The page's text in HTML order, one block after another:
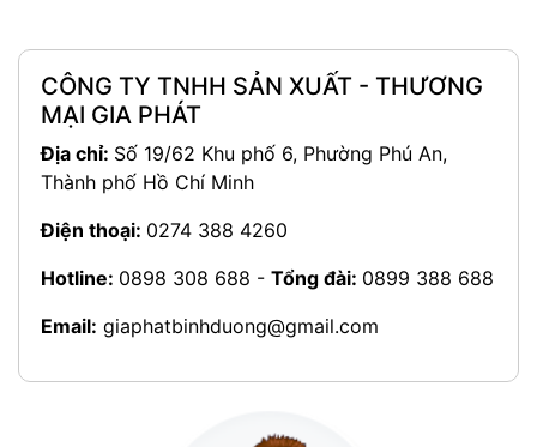
CÔNG TY TNHH SẢN XUẤT - THƯƠNG
MẠI GIA PHÁT
Địa chỉ: Số 19/62 Khu phố 6, Phường Phú An,
Thành phố Hồ Chí Minh
Điện thoại: 0274 388 4260
Hotline: 0898 308 688 - Tổng đài: 0899 388 688
Email: giaphatbinhduong@gmail.com